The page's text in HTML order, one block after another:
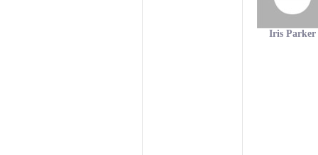
Iris Parker